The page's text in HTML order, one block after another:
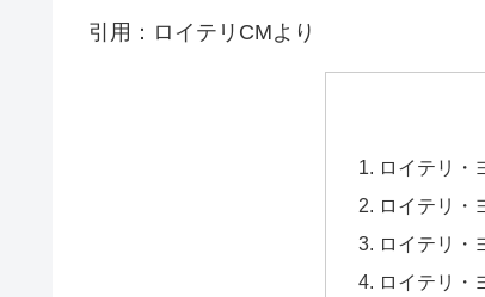
引用：ロイテリCMより
ロイテリ・
ロイテリ・
ロイテリ・
ロイテリ・